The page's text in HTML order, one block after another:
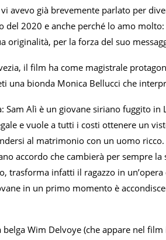
avevo già brevemente parlato per
del 2020 e anche perché lo amo molto:
per la forza del suo
il film ha come magistrale
una bionda Monica Bellucci che
Sam Alì è un giovane siriano fuggito
e vuole a tutti i costi ottenere un
al matrimonio con un uomo
accordo che cambierà per sempre la
trasforma infatti il ragazzo in
in un primo momento è
Wim Delvoye (che appare nel